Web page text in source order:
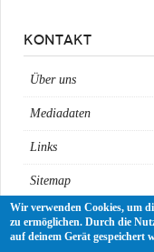
KONTAKT
Über uns
Mediadaten
Links
Sitemap
Impressum
Wir verwenden Cookies, um
zu ermöglichen. Durch die
auf deinem Gerät gespeichert